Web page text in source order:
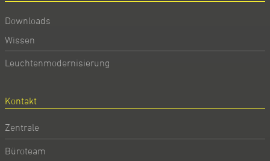
Downloads
Wissen
Leuchtenmodernisierung
Kontakt
Zentrale
Büroteam